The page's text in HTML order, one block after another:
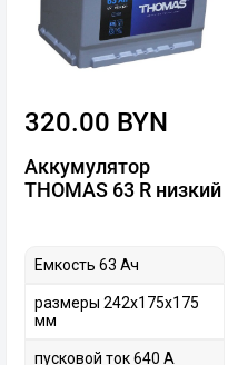
320.00 BYN
Аккумулятор
THOMAS 63 R низкий
Емкость 63 Ач
размеры 242х175х175
мм
пусковой ток 640 А